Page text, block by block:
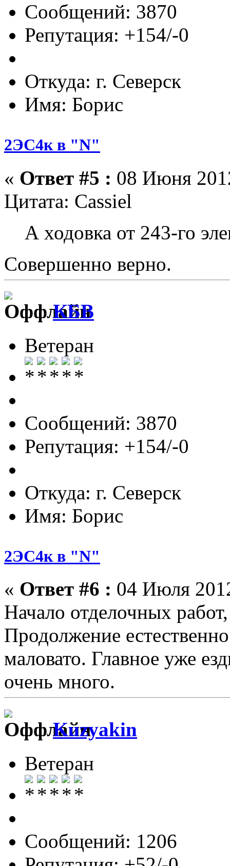
Сообщений: 3870
Репутация: +154/-0
Откуда: г. Северск
Имя: Борис
2ЭС4к в "N"
« Ответ #5 : 08 Июня
Цитата: Cassiel
А ходовка от 243-го
Совершенно верно.
КБВ
Ветеран
Сообщений: 3870
Репутация: +154/-0
Откуда: г. Северск
Имя: Борис
2ЭС4к в "N"
« Ответ #6 : 04 Июля
Начало отделочных
Продолжение
маловато. Главное уже
очень много.
Kuzyakin
Ветеран
Сообщений: 1206